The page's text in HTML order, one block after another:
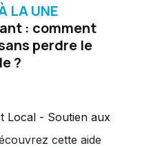
LA UNE
: comment
perdre le
?
Local - Soutien aux
cette aide